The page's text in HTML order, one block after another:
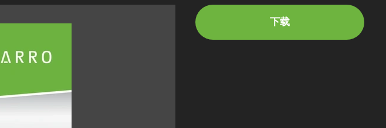
下载